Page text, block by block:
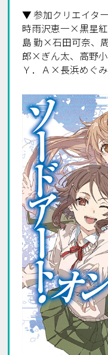
▼ 参加クリエイタ
時雨沢恵一×黒星
島 勤×石田可奈、
郎×ぎん太、高野
Ｙ．Ａ×長浜めぐ